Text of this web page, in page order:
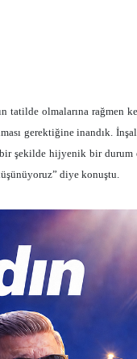
tatilde olmalarına rağmen
gerektiğine inandık.
şekilde hijyenik bir durum
diye konuştu.